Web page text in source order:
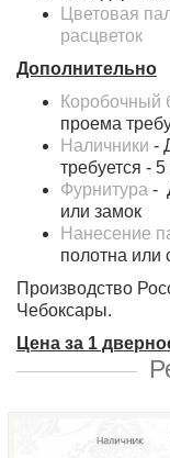
Цветовая
расцветок
Дополнительно
Коробочный
проема
Наличники -
требуется -
Фурнитура -
или замок
Нанесение
полотна или
Производство
Чебоксары.
Цена за 1